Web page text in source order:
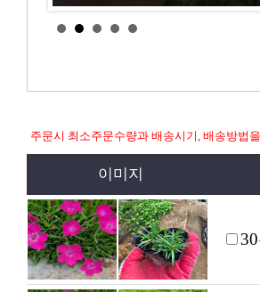
주문시 최소주문수량과 배송시기, 배송방법
이미지